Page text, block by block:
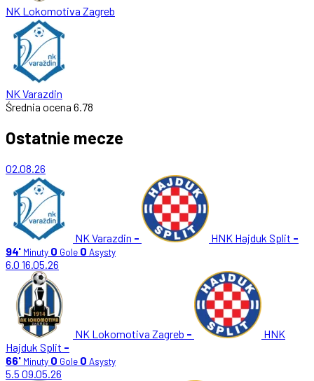
NK Lokomotiva Zagreb
NK Varazdin
Średnia ocena 6.78
Ostatnie mecze
02.08.26
NK Varazdin - HNK Hajduk Split -
94' Minuty 0 Gole 0 Asysty
6.0 16.05.26
NK Lokomotiva Zagreb -
HNK
Hajduk Split -
66' Minuty 0 Gole 0 Asysty
5.5 09.05.26